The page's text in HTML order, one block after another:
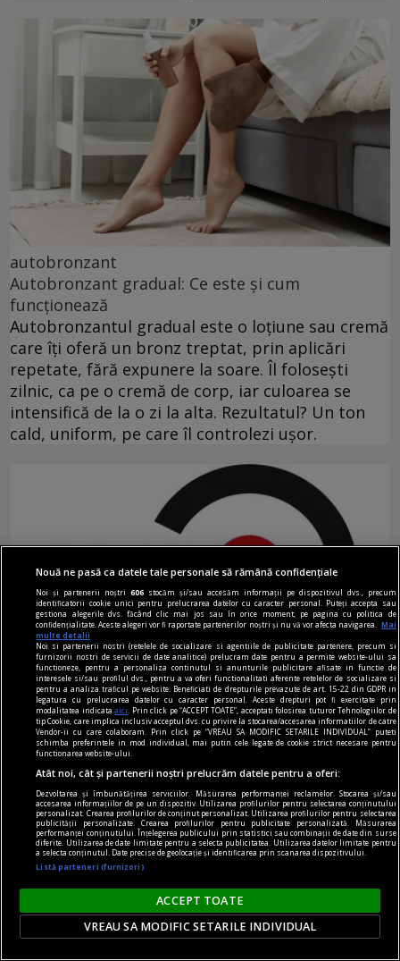
autobronzant
Autobronzant gradual: Ce este și cum
funcționează
Autobronzantul gradual este o loțiune sau cremă
care îți oferă un bronz treptat, prin aplicări
repetate, fără expunere la soare. Îl folosești
zilnic, ca pe o cremă de corp, iar culoarea se
intensifică de la o zi la alta. Rezultatul? Un ton
cald, uniform, pe care îl controlezi ușor.
comunicat
BRAT își prezintă poziția față de textul curent al
Digital Omnibus VII și atrage atenția asupra
importanței acestuia pentru sustenabilitatea și
libertatea presei
Biroul Român de Audit Transmedia (BRAT) își
exprimă poziția față de textul actual al Digital
Omnibus VII, propus de Președinția Cipriotă a
2026, si susține propunerea de excludere din
acest proiect de lege a prevederii privind
gestionarea ...
Nouă ne pasă ca datele tale personale să rămână confidențiale
Noi și partenerii noștri606 stocăm și/sau accesăm informații pe dispozitivul dvs., precum
identificatorii cookie unici pentru prelucrarea datelor cu caracter personal. Puteți accepta sau
gestiona alegerile dvs. făcând clic mai jos sau în orice moment, pe pagina cu politica de
confidențialitate. Aceste alegeri vor fi raportate partenerilor noștri și nu vă vor afecta navigarea.
Mai
multe detalii
Noi si partenerii nostri (retelele de socializare si agentiile de publicitate partenere, precum si
furnizorii nostri de servicii de date analitice) prelucram date pentru a permite website-ului sa
functioneze, pentru a personaliza continutul si anunturile publicitare afisate in functie de
interesele si/sau profilul dvs., pentru a va oferi functionalitati aferente retelelor de socializare si
pentru a analiza traficul pe website. Beneficiati de drepturile prevazute de art. 15-22 din GDPR in
legatura cu prelucrarea datelor cu caracter personal. Aceste drepturi pot fi exercitate prin
modalitatea indicataaici
. Prin click pe “ACCEPT TOATE”, acceptati folosirea tuturor Tehnologiilor de
tip Cookie, care implica inclusiv acceptul dvs. cu privire la stocarea/accesarea informatiilor de catre
Vendor-ii cu care colaboram. Prin click pe “VREAU SA MODIFIC SETARILE INDIVIDUAL” puteti
schimba preferintele in mod individual, mai putin cele legate de cookie strict necesare pentru
functionarea website-ului.
Atât noi, cât și partenerii noștri prelucrăm datele pentru a oferi:
Dezvoltarea și îmbunătățirea serviciilor. Măsurarea performanței reclamelor. Stocarea și/sau
accesarea informațiilor de pe un dispozitiv. Utilizarea profilurilor pentru selectarea conținutului
personalizat. Crearea profilurilor de conținut personalizat. Utilizarea profilurilor pentru selectarea
publicității personalizate. Crearea profilurilor pentru publicitate personalizată. Măsurarea
performanței conținutului. Înțelegerea publicului prin statistici sau combinații de date din surse
diferite. Utilizarea de date limitate pentru a selecta publicitatea. Utilizarea datelor limitate pentru
a selecta conținutul. Date precise de geolocație și identificarea prin scanarea dispozitivului.
Listă parteneri (furnizori)
ACCEPT TOATE
VREAU SA MODIFIC SETARILE INDIVIDUAL